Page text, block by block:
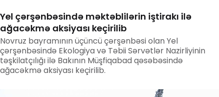
Yel çərşənbəsində məktəblilərin iştirakı ilə
ağacəkmə aksiyası keçirilib
Novruz bayramının üçüncü çərşənbəsi olan Yel
çərşənbəsində Ekologiya və Təbii Sərvətlər Nazirliyinin
təşkilatçılığı ilə Bakının Müşfiqabad qəsəbəsində
ağacəkmə aksiyası keçirilib.